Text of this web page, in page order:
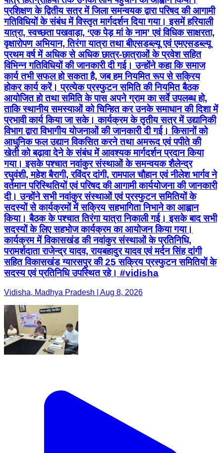
प्रशिक्षण के द्वितीय सत्र में जिला समन्वयक द्वारा परिषद की आगामी
गतिविधियों के संबंध में विस्तृत मार्गदर्शन दिया गया। इसमें हरियाली
यात्रा, स्वच्छता पखवाड़ा, ‘एक पेड़ मां के नाम’ एवं विधिक साक्षरता,
वृक्षारोपण अभियान, तिरंगा यात्रा तथा बीएसडब्ल्यू एवं एमएसडब्ल्यू
प्रथम वर्ष में अधिक से अधिक छात्र-छात्राओं के प्रवेश सहित
विभिन्न गतिविधियों की जानकारी दी गई। उन्होंने कहा कि समाज
कार्य तभी सफल हो सकता है, जब हम नियमित रूप से सक्रिय
होकर कार्य करें। प्रत्येक प्रस्फुटन समिति की नियमित बैठक
आयोजित हो तथा समिति के पास अपने ग्राम का सर्वे उपलब्ध हो,
ताकि स्थानीय समस्याओं को चिन्हित कर उनके समाधान की दिशा में
प्रभावी कार्य किया जा सके। कार्यक्रम के तृतीय सत्र में उद्यानिकी
विभाग द्वारा विभागीय योजनाओं की जानकारी दी गई। किसानों को
आधुनिक फल उद्यान विकसित करने तथा अमरूद एवं पपीते की
खेती को बढ़ावा देने के संबंध में आवश्यक मार्गदर्शन प्रदान किया
गया। इसके पश्चात नवांकुर संस्थाओं के समन्वयक शैलेन्द्र
रघुवंशी, महेश बैरागी, रविंद्र दांगी, रामपाल चौहान एवं नीलेश भार्गव ने
वर्तमान परिस्थितियों एवं परिषद की आगामी कार्ययोजना की जानकारी
दी। उन्होंने सभी नवांकुर संस्थाओं एवं प्रस्फुटन समितियों के
सदस्यों से कार्यक्रमों में सक्रिय सहभागिता निभाने का आह्वान
किया। बैठक के पश्चात तिरंगा यात्रा निकाली गई। इसके बाद सभी
सदस्यों के लिए सहभोज कार्यक्रम का आयोजन किया गया।
कार्यक्रम में विकासखंड की नवांकुर संस्थाओं के प्रतिनिधि,
परामर्शदाता राजेन्द्र यादव, रायबहादुर यादव एवं मर्दन सिंह दांगी
सहित विकासखंड ग्यारसपुर की 25 सक्रिय प्रस्फुटन समितियों के
सदस्य एवं प्रतिनिधि उपस्थित रहे। #vidisha
Vidisha, Madhya Pradesh | Aug 8, 2026